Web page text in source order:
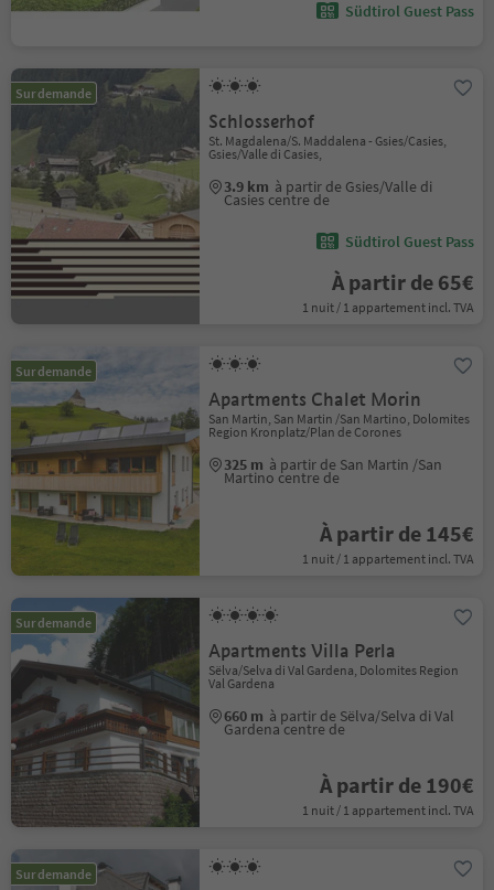
Südtirol Guest Pass
Sur demande
Schlosserhof
St. Magdalena/S. Maddalena - Gsies/Casies,
Gsies/Valle di Casies,
3.9 km à partir de Gsies/Valle di
Casies centre de
Südtirol Guest Pass
À partir de 65€
1 nuit / 1 appartement incl. TVA
Sur demande
Apartments Chalet Morin
San Martin, San Martin /San Martino, Dolomites
Region Kronplatz/Plan de Corones
325 m à partir de San Martin /San
Martino centre de
À partir de 145€
1 nuit / 1 appartement incl. TVA
Sur demande
Apartments Villa Perla
Sëlva/Selva di Val Gardena, Dolomites Region
Val Gardena
660 m à partir de Sëlva/Selva di Val
Gardena centre de
À partir de 190€
1 nuit / 1 appartement incl. TVA
Sur demande